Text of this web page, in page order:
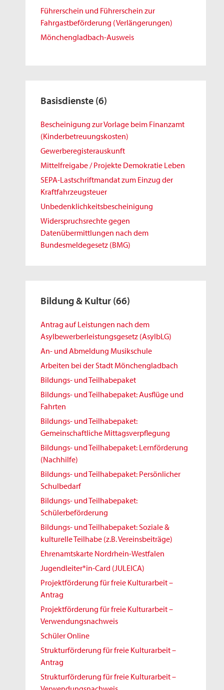
Führerschein und Führerschein zur
Fahrgastbeförderung (Verlängerungen)
Mönchengladbach-Ausweis
Basisdienste (6)
Bescheinigung zur Vorlage beim Finanzamt
(Kinderbetreuungskosten)
Gewerberegisterauskunft
Mittelfreigabe / Projekte Demokratie Leben
SEPA-Lastschriftmandat zum Einzug der
Kraftfahrzeugsteuer
Unbedenklichkeitsbescheinigung
Widerspruchsrechte gegen
Datenübermittlungen nach dem
Bundesmeldegesetz (BMG)
Bildung & Kultur (66)
Antrag auf Leistungen nach dem
Asylbewerberleistungsgesetz (AsylbLG)
An- und Abmeldung Musikschule
Arbeiten bei der Stadt Mönchengladbach
Bildungs- und Teilhabepaket
Bildungs- und Teilhabepaket: Ausflüge und
Fahrten
Bildungs- und Teilhabepaket:
Gemeinschaftliche Mittagsverpflegung
Bildungs- und Teilhabepaket: Lernförderung
(Nachhilfe)
Bildungs- und Teilhabepaket: Persönlicher
Schulbedarf
Bildungs- und Teilhabepaket:
Schülerbeförderung
Bildungs- und Teilhabepaket: Soziale &
kulturelle Teilhabe (z.B. Vereinsbeiträge)
Ehrenamtskarte Nordrhein-Westfalen
Jugendleiter*in-Card (JULEICA)
Projektförderung für freie Kulturarbeit –
Antrag
Projektförderung für freie Kulturarbeit –
Verwendungsnachweis
Schüler Online
Strukturförderung für freie Kulturarbeit –
Antrag
Strukturförderung für freie Kulturarbeit –